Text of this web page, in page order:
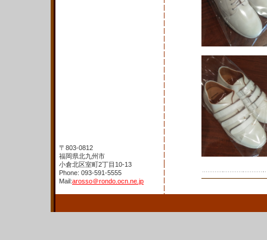
〒803-0812
福岡県北九州市
小倉北区室町2丁目10-13
Phone: 093-591-5555
Mail:arosso＠rondo.ocn.ne.jp